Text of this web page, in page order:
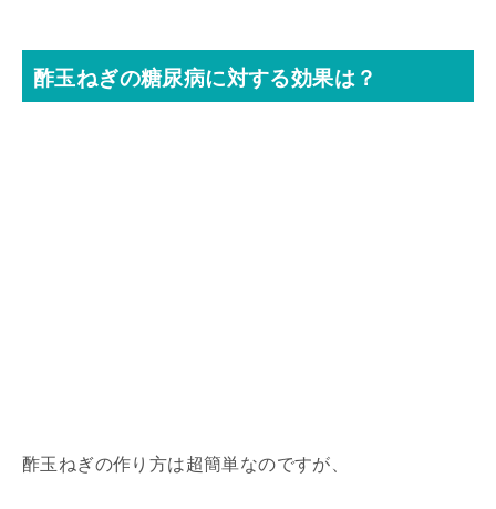
酢玉ねぎの糖尿病に対する効果は？
酢玉ねぎの作り方は超簡単なのですが、